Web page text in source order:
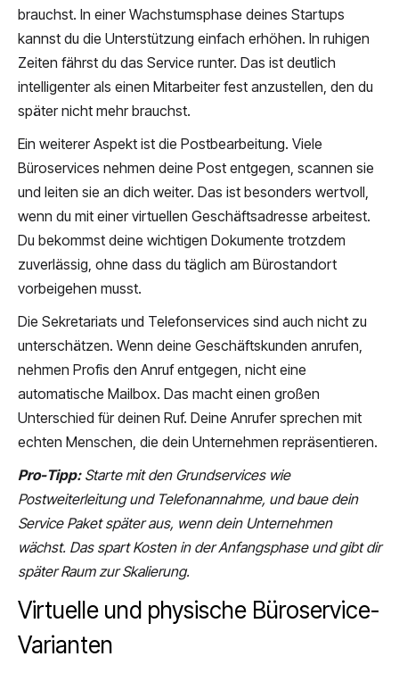
brauchst. In einer Wachstumsphase deines Startups
kannst du die Unterstützung einfach erhöhen. In ruhigen
Zeiten fährst du das Service runter. Das ist deutlich
intelligenter als einen Mitarbeiter fest anzustellen, den du
später nicht mehr brauchst.
Ein weiterer Aspekt ist die Postbearbeitung. Viele
Büroservices nehmen deine Post entgegen, scannen sie
und leiten sie an dich weiter. Das ist besonders wertvoll,
wenn du mit einer virtuellen Geschäftsadresse arbeitest.
Du bekommst deine wichtigen Dokumente trotzdem
zuverlässig, ohne dass du täglich am Bürostandort
vorbeigehen musst.
Die Sekretariats und Telefonservices sind auch nicht zu
unterschätzen. Wenn deine Geschäftskunden anrufen,
nehmen Profis den Anruf entgegen, nicht eine
automatische Mailbox. Das macht einen großen
Unterschied für deinen Ruf. Deine Anrufer sprechen mit
echten Menschen, die dein Unternehmen repräsentieren.
Pro-Tipp: Starte mit den Grundservices wie
Postweiterleitung und Telefonannahme, und baue dein
Service Paket später aus, wenn dein Unternehmen
wächst. Das spart Kosten in der Anfangsphase und gibt dir
später Raum zur Skalierung.
Virtuelle und physische Büroservice-
Varianten